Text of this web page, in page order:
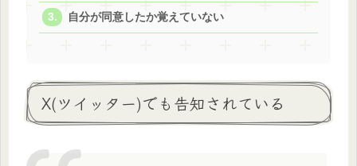
自分が同意したか覚えていない
X(ツイッター)でも告知されている